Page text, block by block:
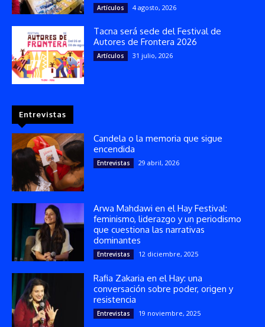
Artículos 4 agosto, 2026
Tacna será sede del Festival de
Autores de Frontera 2026
Artículos 31 julio, 2026
Entrevistas
Candela o la memoria que sigue
encendida
Entrevistas 29 abril, 2026
Arwa Mahdawi en el Hay Festival:
feminismo, liderazgo y un periodismo
que cuestiona las narrativas
dominantes
Entrevistas 12 diciembre, 2025
Rafia Zakaria en el Hay: una
conversación sobre poder, origen y
resistencia
Entrevistas 19 noviembre, 2025